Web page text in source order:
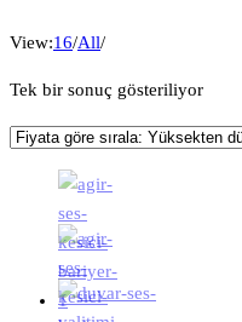
View:16/All/
Tek bir sonuç gösteriliyor